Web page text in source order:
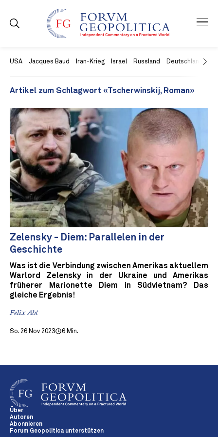
USA Jacques Baud Iran-Krieg Israel Russland Deutschland
Artikel zum Schlagwort «Tscherwinskij, Roman»
Zelensky - Diem: Parallelen in der
Geschichte
Was ist die Verbindung zwischen Amerikas aktuellem
Warlord Zelensky in der Ukraine und Amerikas
früherer Marionette Diem in Südvietnam? Das
gleiche Ergebnis!
Felix Abt
So. 26 Nov 2023 6 Min.
Über
Autoren
Abonnieren
Forum Geopolitica unterstützen